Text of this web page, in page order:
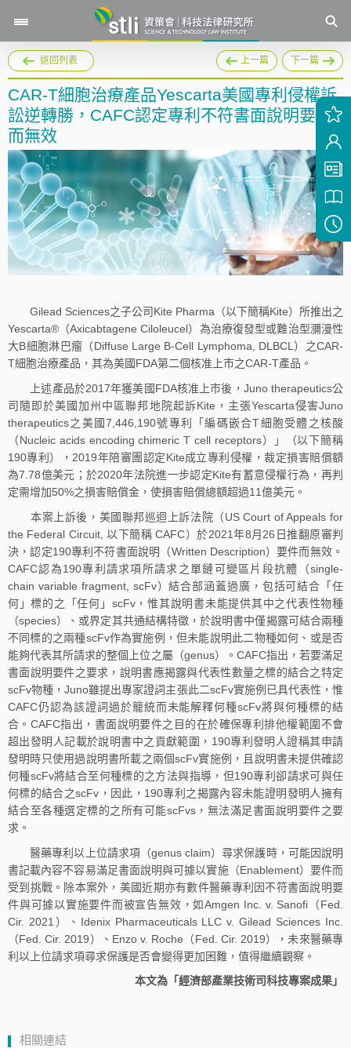
返回列表 上一篇 下一篇
CAR-T細胞治療產品Yescarta美國專利侵權訴
訟逆轉勝，CAFC認定專利不符書面說明要件
而無效
Gilead Sciences之子公司Kite Pharma（以下簡稱Kite）所推出之
Yescarta®（Axicabtagene Ciloleucel）為治療復發型或難治型瀰漫性
大B細胞淋巴瘤（Diffuse Large B-Cell Lymphoma, DLBCL）之CAR-
T細胞治療產品，其為美國FDA第二個核准上市之CAR-T產品。
上述產品於2017年獲美國FDA核准上市後，Juno therapeutics公
司隨即於美國加州中區聯邦地院起訴Kite，主張Yescarta侵害Juno
therapeutics之美國7,446,190號專利「編碼嵌合T細胞受體之核酸
（Nucleic acids encoding chimeric T cell receptors）」（以下簡稱
190專利），2019年陪審團認定Kite成立專利侵權，裁定損害賠償額
為7.78億美元；於2020年法院進一步認定Kite有蓄意侵權行為，再判
定需增加50%之損害賠償金，使損害賠償總額超過11億美元。
本案上訴後，美國聯邦巡迴上訴法院（US Court of Appeals for
the Federal Circuit, 以下簡稱 CAFC）於2021年8月26日推翻原審判
決，認定190專利不符書面說明（Written Description）要件而無效。
CAFC認為190專利請求項所請求之單鏈可變區片段抗體（single-
chain variable fragment, scFv）結合部涵蓋過廣，包括可結合「任
何」標的之「任何」scFv，惟其說明書未能提供其中之代表性物種
（species）、或界定其共通結構特徵，於說明書中僅揭露可結合兩種
不同標的之兩種scFv作為實施例，但未能說明此二物種如何、或是否
能夠代表其所請求的整個上位之屬（genus）。CAFC指出，若要滿足
書面說明要件之要求，說明書應揭露與代表性數量之標的結合之特定
scFv物種，Juno雖提出專家證詞主張此二scFv實施例已具代表性，惟
CAFC仍認為該證詞過於籠統而未能解釋何種scFv將與何種標的結
合。CAFC指出，書面說明要件之目的在於確保專利排他權範圍不會
超出發明人記載於說明書中之貢獻範圍，190專利發明人證稱其申請
發明時只使用過說明書所載之兩個scFv實施例，且說明書未提供確認
何種scFv將結合至何種標的之方法與指導，但190專利卻請求可與任
何標的結合之scFv，因此，190專利之揭露內容未能證明發明人擁有
結合至各種選定標的之所有可能scFvs，無法滿足書面說明要件之要
求。
醫藥專利以上位請求項（genus claim）尋求保護時，可能因說明
書記載內容不容易滿足書面說明與可據以實施（Enablement）要件而
受到挑戰。除本案外，美國近期亦有數件醫藥專利因不符書面說明要
件與可據以實施要件而被宣告無效，如Amgen Inc. v. Sanofi（Fed.
Cir. 2021）、Idenix Pharmaceuticals LLC v. Gilead Sciences Inc.
（Fed. Cir. 2019）、Enzo v. Roche（Fed. Cir. 2019），未來醫藥專
利以上位請求項尋求保護是否會變得更加困難，值得繼續觀察。
本文為「經濟部產業技術司科技專案成果」
相關連結